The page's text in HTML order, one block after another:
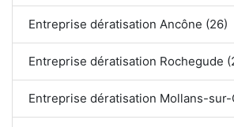
Entreprise dératisation Ancône (26)
Entreprise dératisation Rochegude
Entreprise dératisation Mollans-sur-